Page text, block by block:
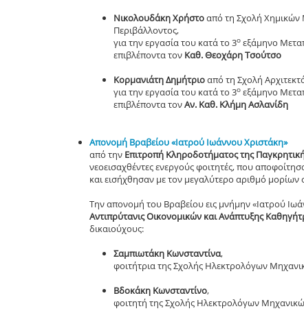
Νικολουδάκη Χρήστοαπό τη Σχολή
Περιβάλλοντος,
για την εργασία του κατά το 3ο εξάμηνο
επιβλέποντα τον Καθ. Θεοχάρη Τσούτσο
Κορμανιάτη Δημήτριοαπό τη Σχολή
για την εργασία του κατά το 3ο εξάμηνο
επιβλέποντα τονΑν. Καθ. Κλήμη Ασλανίδη
Απονομή Βραβείου «Ιατρού Ιωάννου Χριστάκη»
από την Επιτροπή Κληροδοτήματος της
νεοεισαχθέντες ενεργούς φοιτητές, που
και εισήχθησαν με τον μεγαλύτερο αριθμό
Την απονομή του Βραβείου εις μνήμην «Ιατρού
Αντιπρύτανις Οικονομικών και Ανάπτυξης
δικαιούχους:
Σαμπιωτάκη Κωνσταντίνα,
φοιτήτρια της Σχολής Ηλεκτρολόγων
Βδοκάκη Κωνσταντίνο,
φοιτητή της Σχολής Ηλεκτρολόγων